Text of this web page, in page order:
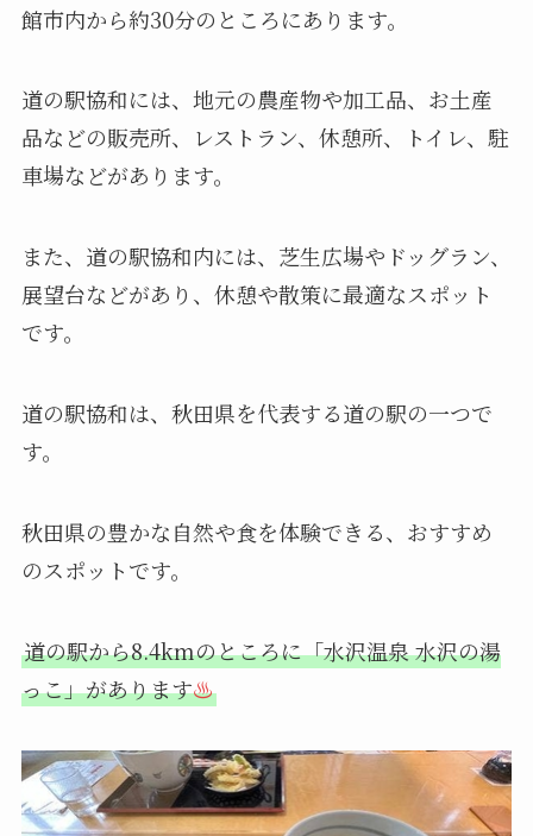
館市内から約30分のところにあります。
道の駅協和には、地元の農産物や加工品、お土産
品などの販売所、レストラン、休憩所、トイレ、駐
車場などがあります。
また、道の駅協和内には、芝生広場やドッグラン、
展望台などがあり、休憩や散策に最適なスポット
です。
道の駅協和は、秋田県を代表する道の駅の一つで
す。
秋田県の豊かな自然や食を体験できる、おすすめ
のスポットです。
道の駅から8.4kmのところに「水沢温泉 水沢の湯
っこ」があります♨